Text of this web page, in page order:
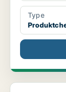
Type
Produktionschef,